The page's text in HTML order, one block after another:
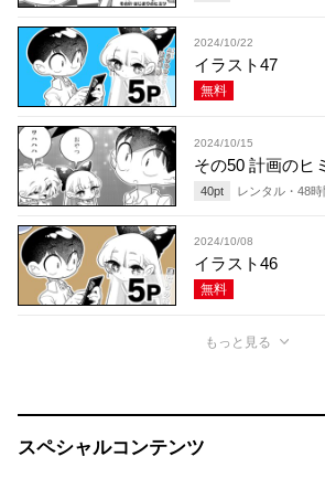
2024/10/22
イラスト47
無料
2024/10/15
その50 計画のヒ
40pt レンタル・ 48時
2024/10/08
イラスト46
無料
もっと見る
スペシャルコンテンツ